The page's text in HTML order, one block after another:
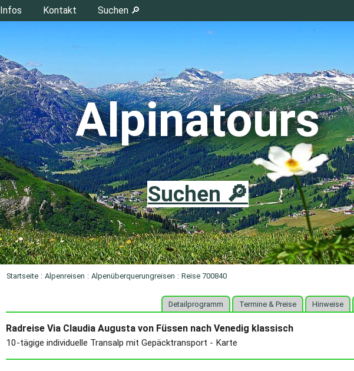
Infos Kontakt Suchen 🔎
Suchen 🔎
Alpinatours
Startseite : Alpenreisen : Alpenüberquerungreisen : Reise 700840
Detailprogramm Termine & Preise Hinweise
Radreise Via Claudia Augusta von Füssen nach Venedig klassisch
10-tägige individuelle Transalp mit Gepäcktransport - Karte